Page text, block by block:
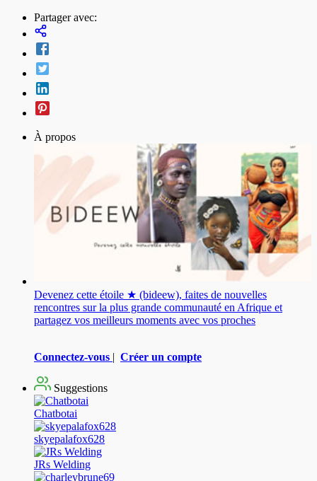
Partager avec:
À propos
Devenez cette étoile ★ (bideew), faites de nouvelles
rencontres sur la plus grande communauté en Afrique et
partagez vos meilleurs moments avec vos proches
Connectez-vous | Créer un compte
Suggestions
Chatbotai
skyepalafox628
JRs Welding